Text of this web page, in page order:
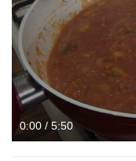
0:00 / 5:50